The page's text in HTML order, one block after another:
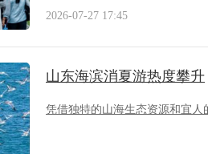
2026-07-27 17:45
山东海滨消夏游热度攀升
凭借独特的山海生态资源和宜人